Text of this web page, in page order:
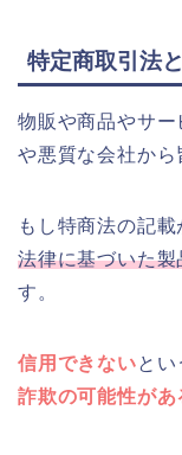
特定商取引法
物販や商品やサ
や悪質な会社から
もし特商法の記載
法律に基づいた
す。
信用できないと
詐欺の可能性があ